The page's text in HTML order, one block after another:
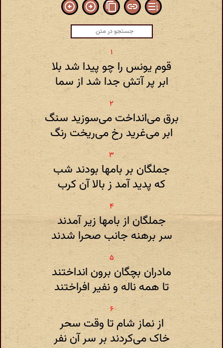
قوم یونس را چو پیدا شد بلا
ابر پر آتش جدا شد از سما
برق می‌انداخت می‌سوزید سنگ
ابر می‌غرید رخ می‌ریخت رنگ
جملگان بر بامها بودند شب
که پدید آمد ز بالا آن کرب
جملگان از بامها زیر آمدند
سر برهنه جانب صحرا شدند
مادران بچگان برون انداختند
تا همه ناله و نفیر افراختند
از نماز شام تا وقت سحر
خاک می‌کردند بر سر آن نفر